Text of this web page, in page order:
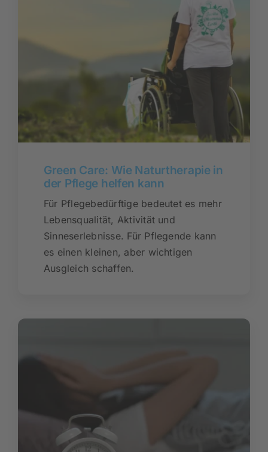
Green Care: Wie Naturtherapie in
der Pflege helfen kann
Für Pflegebedürftige bedeutet es mehr
Lebensqualität, Aktivität und
Sinneserlebnisse. Für Pflegende kann
es einen kleinen, aber wichtigen
Ausgleich schaffen.